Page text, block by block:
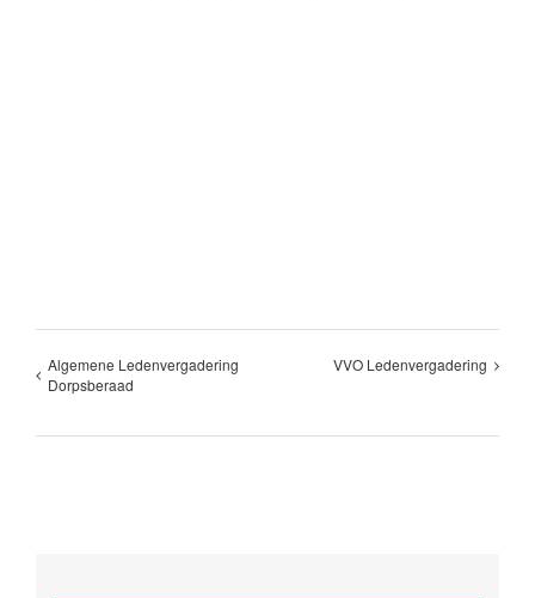
Algemene Ledenvergadering
Dorpsberaad
VVO Ledenvergadering